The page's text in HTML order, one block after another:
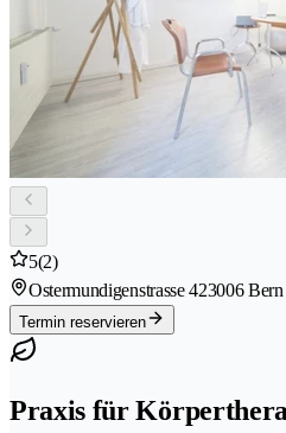
5(2)
Ostermundigenstrasse 423006 Bern
Termin reservieren
Praxis für